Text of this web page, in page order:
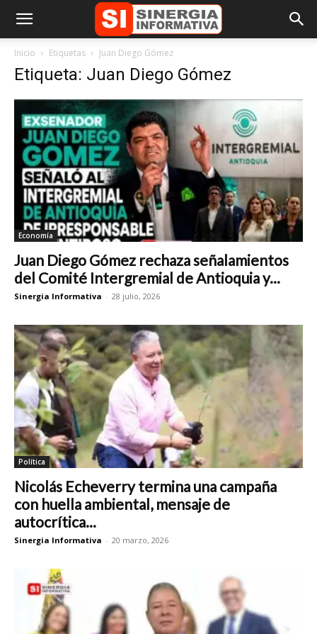
Inicio Etiquetas Juan Diego Gómez
Etiqueta: Juan Diego Gómez
Economía
Juan Diego Gómez rechaza señalamientos
del Comité Intergremial de Antioquia y...
Sinergia Informativa - 28 julio, 2026
Política
Nicolás Echeverry termina una campaña
con huella ambiental, mensaje de
autocrítica...
Sinergia Informativa - 20 marzo, 2026